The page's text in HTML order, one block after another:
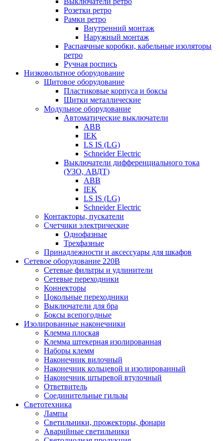
Розетки ретро
Рамки ретро
Внутренний монтаж
Наружный монтаж
Распаячные коробки, кабельные изоляторы
ретро
Ручная роспись
Низковольтное оборудование
Щитовое оборудование
Пластиковые корпуса и боксы
Щитки металлические
Модульное оборудование
Автоматические выключатели
ABB
IEK
LS IS (LG)
Schneider Electric
Выключатели дифференциального тока
(УЗО, АВДТ)
ABB
IEK
LS IS (LG)
Schneider Electric
Контакторы, пускатели
Счетчики электрические
Однофазные
Трехфазные
Принадлежности и аксессуары для шкафов
Сетевое оборудование 220В
Сетевые фильтры и удлинители
Сетевые переходники
Коннекторы
Цокольные переходники
Выключатели для бра
Боксы всепогодные
Изолированные наконечники
Клемма плоская
Клемма штекерная изолированная
Наборы клемм
Наконечник вилочный
Наконечник кольцевой и изолированный
Наконечник штыревой втулочный
Ответвитель
Соединительные гильзы
Светотехника
Лампы
Светильники, прожекторы, фонари
Аварийные светильники